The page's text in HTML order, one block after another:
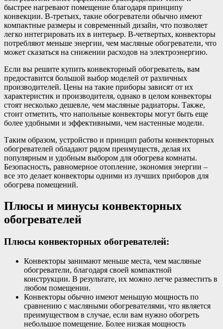
быстрее нагревают помещение благодаря принципу
конвекции. В-третьих, такие обогреватели обычно имеют
компактные размеры и современный дизайн, что позволяет
легко интегрировать их в интерьер. В-четвертых, конвекторы
потребляют меньше энергии, чем масляные обогреватели, что
может сказаться на снижении расходов на электроэнергию.
Если вы решите купить конвекторный обогреватель, вам
предоставится большой выбор моделей от различных
производителей. Цены на такие приборы зависят от их
характеристик и производителя, однако в целом конвекторы
стоят несколько дешевле, чем масляные радиаторы. Также,
стоит отметить, что напольные конвекторы могут быть еще
более удобными и эффективными, чем настенные модели.
Таким образом, устройство и принцип работы конвекторных
обогревателей обладают рядом преимуществ, делая их
популярным и удобным выбором для обогрева комнаты.
Безопасность, равномерное отопление, экономия энергии –
все это делает конвекторы одними из лучших приборов для
обогрева помещений.
Плюсы и минусы конвекторных
обогревателей
Плюсы конвекторных обогревателей:
Конвекторы занимают меньше места, чем масляные
обогреватели, благодаря своей компактной
конструкции. В результате, их можно легче разместить в
любом помещении.
Конвекторы обычно имеют меньшую мощность по
сравнению с масляными обогревателями, что является
преимуществом в случае, если вам нужно обогреть
небольшое помещение. Более низкая мощность